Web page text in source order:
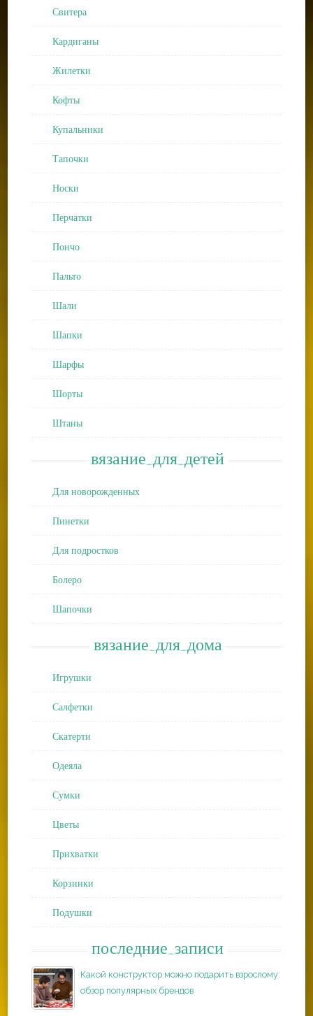
Свитера
Кардиганы
Жилетки
Кофты
Купальники
Тапочки
Носки
Перчатки
Пончо
Пальто
Шали
Шапки
Шарфы
Шорты
Штаны
вязание_для_детей
Для новорожденных
Пинетки
Для подростков
Болеро
Шапочки
вязание_для_дома
Игрушки
Салфетки
Скатерти
Одеяла
Сумки
Цветы
Прихватки
Корзинки
Подушки
последние_записи
Какой конструктор можно подарить взрослому:
обзор популярных брендов